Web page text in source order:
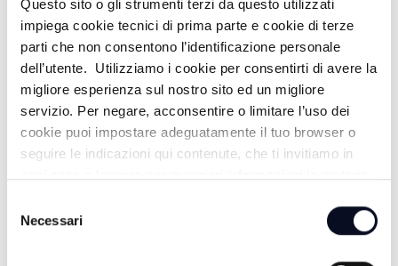
Questo sito o gli strumenti terzi da questo utilizzati
impiega cookie tecnici di prima parte e cookie di terze
parti che non consentono l’identificazione personale
dell’utente. Utilizziamo i cookie per consentirti di avere la
migliore esperienza sul nostro sito ed un migliore
servizio. Per negare, acconsentire o limitare l’uso dei
cookie puoi impostare adeguatamente il tuo browser o
seguire le indicazioni qui contenute, che ti invitiamo in
delNecessari